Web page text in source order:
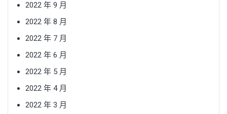
2022 年 9 月
2022 年 8 月
2022 年 7 月
2022 年 6 月
2022 年 5 月
2022 年 4 月
2022 年 3 月